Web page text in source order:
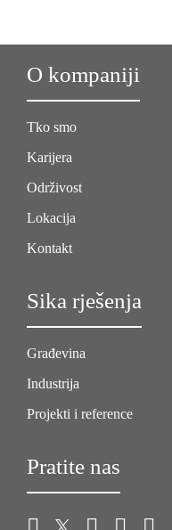
O kompaniji
Tko smo
Karijera
Održivost
Lokacija
Kontakt
Sika rješenja
Građevina
Industrija
Projekti i reference
Pratite nas